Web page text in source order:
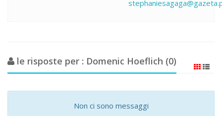
le risposte per : Domenic Hoeflich (0)
Non ci sono messaggi